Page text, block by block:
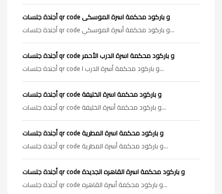
أجندة جلسات qr code و باركود محكمة اسرة الموسكى
أجندة جلسات qr code و باركود محكمة أسرة الموسكي...
أجندة جلسات qr code و باركود محكمة اسرة الدرب الأحمر
أجندة جلسات qr code و باركود محكمة أسرة الدرب ا...
أجندة جلسات qr code و باركود محكمة اسرة الخليفة
أجندة جلسات qr code و باركود محكمة أسرة الخليفة...
أجندة جلسات qr code و باركود محكمة اسرة المطرية
أجندة جلسات qr code و باركود محكمة أسرة المطرية...
أجندة جلسات qr code و باركود محكمة اسرة القاهره الجديدة
أجندة جلسات qr code و باركود محكمة أسرة القاهره...